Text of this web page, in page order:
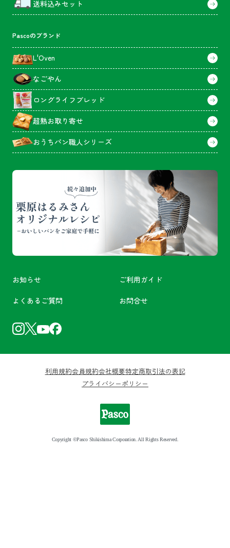
送料込みセット
Pascoのブランド
L'Oven
なごやん
ロングライフブレッド
超熟お取り寄せ
おうちパン職人シリーズ
お知らせ ご利用ガイド
よくあるご質問 お問合せ
利用規約会員規約会社概要特定商取引法の表記
プライバシーポリシー
Copyright ©Pasco Shikishima Corporation. All Rights Reserved.